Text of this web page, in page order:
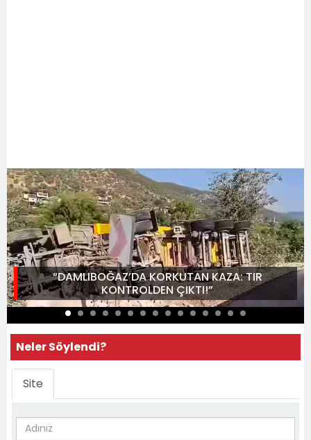
“DAMLIBOĞAZ’DA KORKUTAN KAZA: TIR
KONTROLDEN ÇIKTI!”
Neler Söylendi?
Site